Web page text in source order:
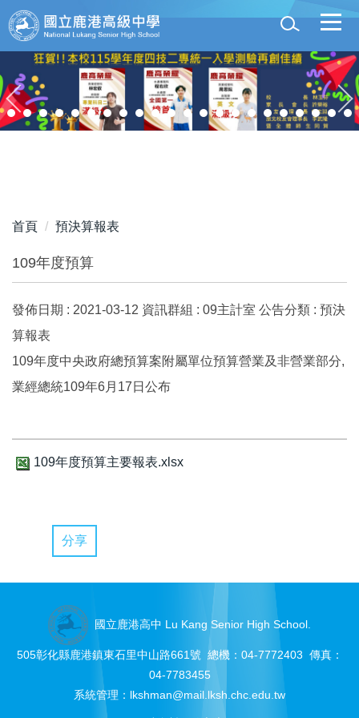
跳
到
主
內
容
區
首頁 預決算報表
109年度預算
發佈日期 : 2021-03-12 資訊群組 : 09主計室 公告分類 : 預決
算報表
109年度中央政府總預算案附屬單位預算營業及非營業部分,
業經總統109年6月17日公布
109年度預算主要報表.xlsx
分享
國立鹿港高中 Lu Kang Senior High School.
505彰化縣鹿港鎮東石里中山路661號 總機：04-7772403 傳真：
04-7783455
系統管理： lkshman@mail.lksh.chc.edu.tw